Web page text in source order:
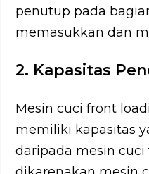
penutup pada
memasukkan dan
2. Kapasitas
Mesin cuci front
memiliki kapasitas
daripada mesin cuci